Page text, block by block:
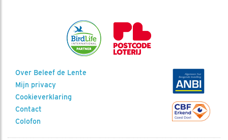
Over Beleef de Lente
Mijn privacy
Cookieverklaring
Contact
Colofon